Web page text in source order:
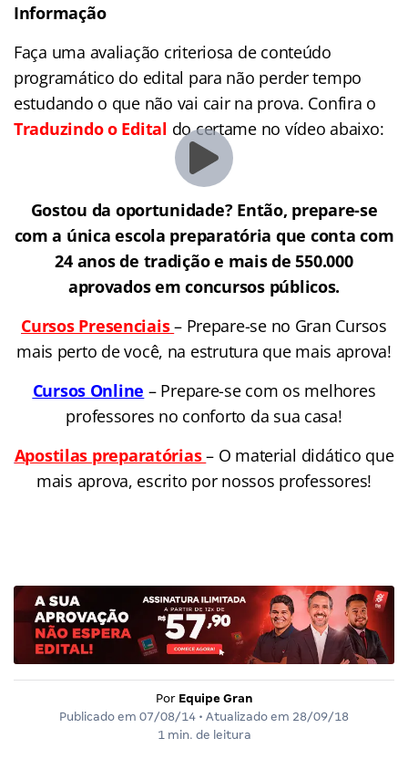
Informação
Faça uma avaliação criteriosa de conteúdo
programático do edital para não perder tempo
estudando o que não vai cair na prova. Confira o
Traduzindo o Edital do certame no vídeo abaixo:
Gostou da oportunidade? Então, prepare-se
com a única escola preparatória que conta com
24 anos de tradição e mais de 550.000
aprovados em concursos públicos.
Cursos Presenciais– Prepare-se no Gran Cursos
mais perto de você, na estrutura que mais aprova!
Cursos Online – Prepare-se com os melhores
professores no conforto da sua casa!
Apostilas preparatórias– O material didático que
mais aprova, escrito por nossos professores!
Por Equipe Gran
Publicado em 07/08/14 • Atualizado em 28/09/18
1 min. de leitura